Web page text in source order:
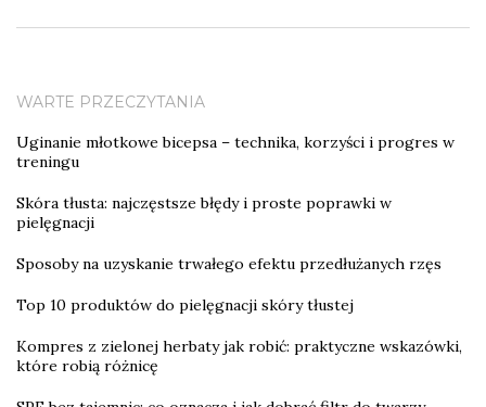
WARTE PRZECZYTANIA
Uginanie młotkowe bicepsa – technika, korzyści i progres w
treningu
Skóra tłusta: najczęstsze błędy i proste poprawki w
pielęgnacji
Sposoby na uzyskanie trwałego efektu przedłużanych rzęs
Top 10 produktów do pielęgnacji skóry tłustej
Kompres z zielonej herbaty jak robić: praktyczne wskazówki,
które robią różnicę